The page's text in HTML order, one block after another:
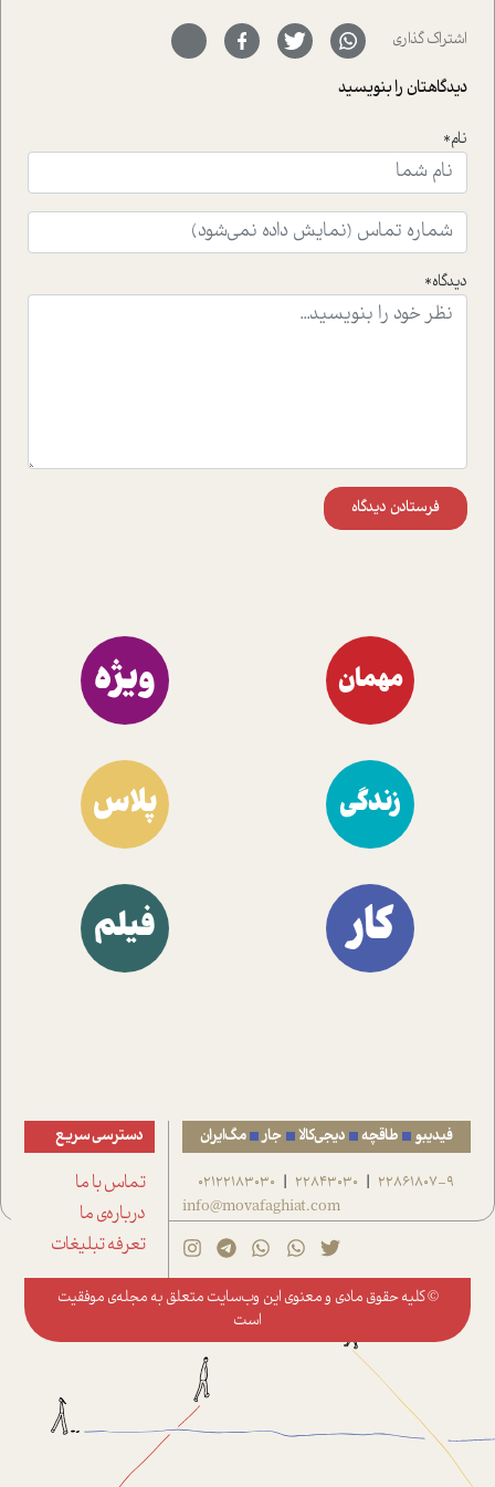
سر نهاده است و نیز کرامت عزیز زاده؛ سفیر صلح و دوستی که
با رکاب زدن در بیش از هفتاد کشور و کاشتن درخت، به نماد
حمایت از محیط زیست و منابع طبیعی تبدیل گشته
است.فصل روایت اجنبی ها در این شماره به دو موضوع
ای که به زندگی شگفت انگیز جین گودال و تاثیرات کاوش های
ایشان در حوزه ی شامپانزه ها بر زندگی امروزی ما نگاهی
افکنده است.فصل اتاق 333 شما را پای صحبت یک تجربه ی
واقعی در ارتباط با اختلال شخصیت اسکزوئید و مشکلات و نیز
راهکارهای حل آن قرار می دهد که در اتاق درمان اتفاق افتاده
موثرترین راهکارهای استفاده از هوش مصنوعی در حوزه های
اشتراک گذاری
دیدگاهتان را بنویسید
نام*
دیدگاه*
فرستادن دیدگاه
مهمان ویژه
زندگی پلاس
کار فیلم
فیدیبو طاقچه دیجی‌کالا جار مگ‌ایران
22861807-9
|
22843030
|
02122183030
info@movafaghiat.com
دسترسی سریع
تماس با ما
درباره‌ی ما
تعرفه تبلیغات
© کلیه حقوق مادی و معنوی این وب‌سایت متعلق به مجله‌ی موفقیت
است